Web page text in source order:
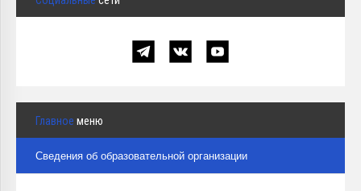
Главное меню
Сведения об образовательной организации